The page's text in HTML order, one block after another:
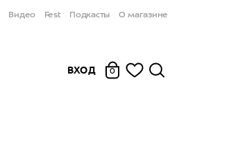
Видео Fest Подкасты О магазине
ВХОД 0